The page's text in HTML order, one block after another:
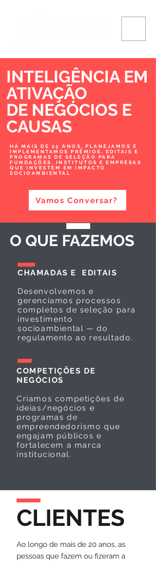
INTELIGÊNCIA EM
ATIVAÇÃO
DE NEGÓCIOS E
CAUSAS
HÁ MAIS DE 25 ANOS, PLANEJAMOS E
IMPLEMENTAMOS PRÊMIOS, EDITAIS E
PROGRAMAS DE SELEÇÃO PARA
FUNDAÇÕES, INSTITUTOS E EMPRESAS
QUE INVESTEM EM IMPACTO
SOCIOAMBIENTAL
Vamos Conversar?
O QUE FAZEMOS
CHAMADAS E EDITAIS
Desenvolvemos e
gerenciamos processos
completos de seleção para
investimento
socioambiental — do
regulamento ao resultado.
COMPETIÇÕES DE
NEGÓCIOS
Criamos competições de
ideias/negócios e
programas de
empreendedorismo que
engajam públicos e
fortalecem a marca
institucional.
CLIENTES
Ao longo de mais de 20 anos, as
pessoas que fazem ou fizeram a